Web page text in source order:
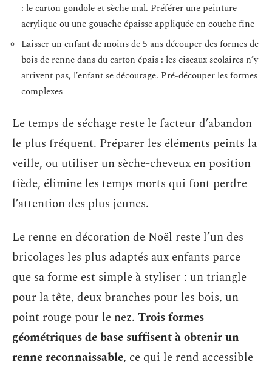
: le carton gondole et sèche mal. Préférer une peinture
acrylique ou une gouache épaisse appliquée en couche fine
Laisser un enfant de moins de 5 ans découper des formes de
bois de renne dans du carton épais : les ciseaux scolaires n’y
arrivent pas, l’enfant se décourage. Pré-découper les formes
complexes
Le temps de séchage reste le facteur d’abandon
le plus fréquent. Préparer les éléments peints la
veille, ou utiliser un sèche-cheveux en position
tiède, élimine les temps morts qui font perdre
l’attention des plus jeunes.
Le renne en décoration de Noël reste l’un des
bricolages les plus adaptés aux enfants parce
que sa forme est simple à styliser : un triangle
pour la tête, deux branches pour les bois, un
point rouge pour le nez. Trois formes
géométriques de base suffisent à obtenir un
renne reconnaissable, ce qui le rend accessible